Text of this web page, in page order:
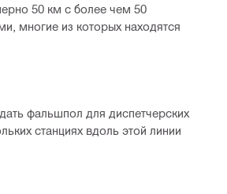
50 км с более чем 50
многие из которых находятся
фальшпол для диспетчерских
станциях вдоль этой линии